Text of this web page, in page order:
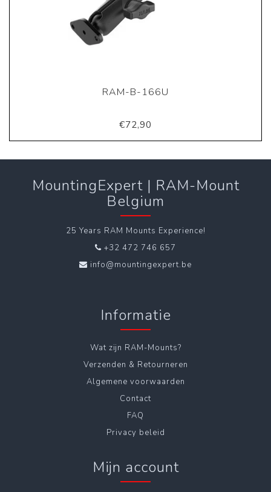
RAM-B-166U
€72,90
MountingExpert | RAM-Mount
Belgium
25 Years RAM Mounts Experience!
+32 472 746 657
info@mountingexpert.be
Informatie
Wat zijn RAM-Mounts?
Verzenden & Retourneren
Algemene voorwaarden
Contact
FAQ
Privacy beleid
Mijn account